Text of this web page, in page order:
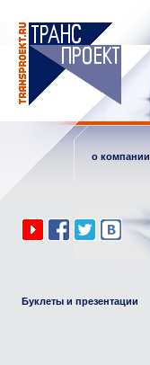
о компании
Буклеты и презентации